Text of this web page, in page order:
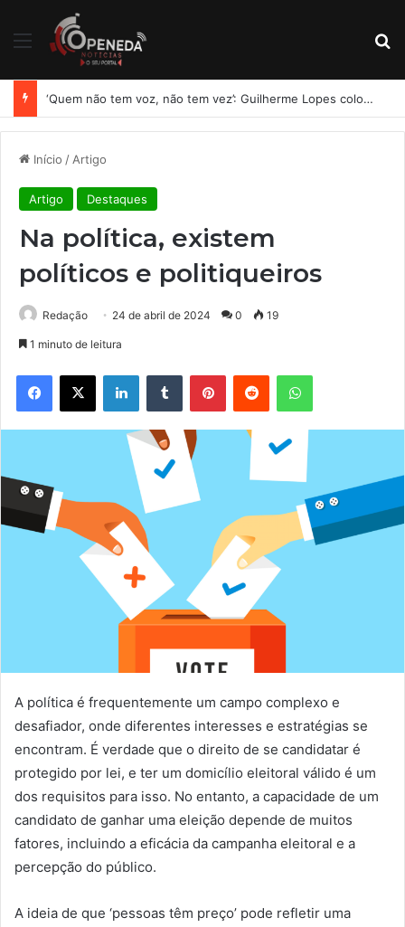
Menu
‘Quem não tem voz, não tem vez’: Guilherme Lopes coloca representação de Penedo no centro da disputa pela ALE
Início / Artigo
Artigo Destaques
Na política, existem
políticos e politiqueiros
Redação 24 de abril de 2024 0 19
1 minuto de leitura
Facebook
X LinkedinTumblr PinterestReddit WhatsApp
A política é frequentemente um campo complexo e
desafiador, onde diferentes interesses e estratégias se
encontram. É verdade que o direito de se candidatar é
protegido por lei, e ter um domicílio eleitoral válido é um
dos requisitos para isso. No entanto, a capacidade de um
candidato de ganhar uma eleição depende de muitos
fatores, incluindo a eficácia da campanha eleitoral e a
percepção do público.
A ideia de que ‘pessoas têm preço’ pode refletir uma